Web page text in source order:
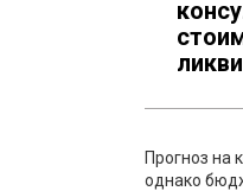
Прогноз на
однако